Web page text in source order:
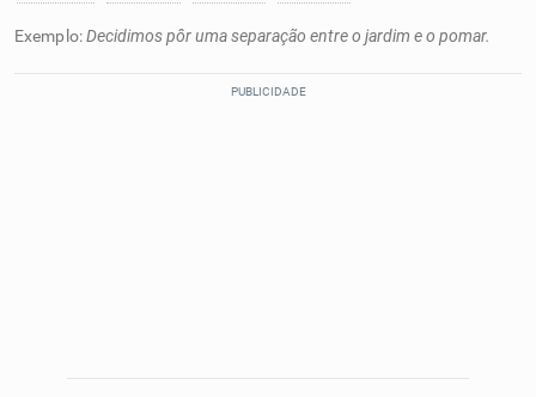
Exemplo:Decidimos pôr uma separação entre o jardim e o pomar.